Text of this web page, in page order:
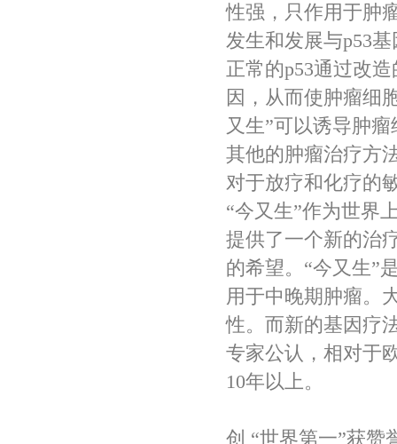
性强，只作用于肿
发生和发展与p53
正常的p53通过改
因，从而使肿瘤细
又生”可以诱导肿
其他的肿瘤治疗方
对于放疗和化疗的
“今又生”作为世界
提供了一个新的治
的希望。“今又生”
用于中晚期肿瘤。
性。而新的基因疗
专家公认，相对于
10年以上。
创 “世界第一”获赞